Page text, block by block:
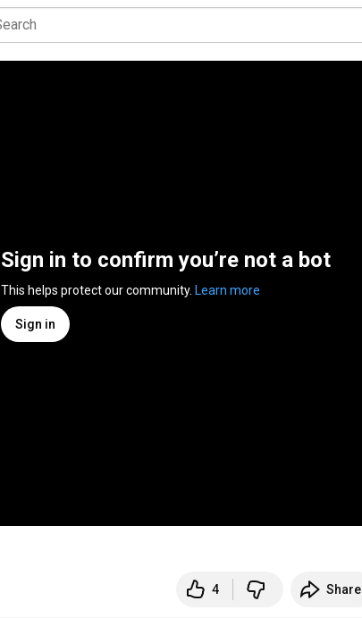
Sign in to confirm you’re not a bot
This helps protect our community. Learn more
Sign in
4 Share